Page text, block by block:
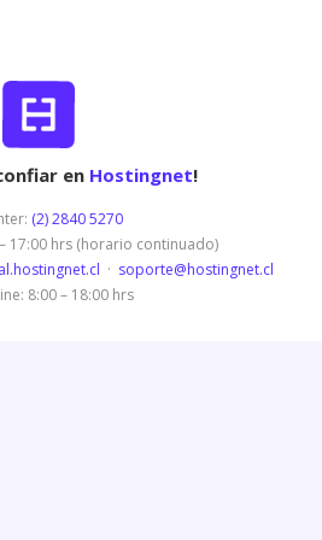
en Hostingnet!
(2) 2840 5270
17:00 hrs (horario continuado)
· soporte@hostingnet.cl
8:00 – 18:00 hrs